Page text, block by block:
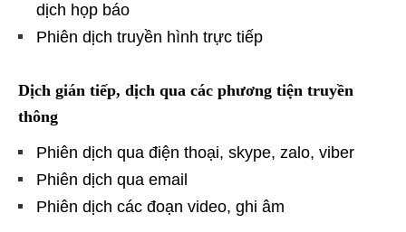
dịch họp báo
Phiên dịch truyền hình trực tiếp
Dịch gián tiếp, dịch qua các phương tiện truyền
thông
Phiên dịch qua điện thoại, skype, zalo, viber
Phiên dịch qua email
Phiên dịch các đoạn video, ghi âm